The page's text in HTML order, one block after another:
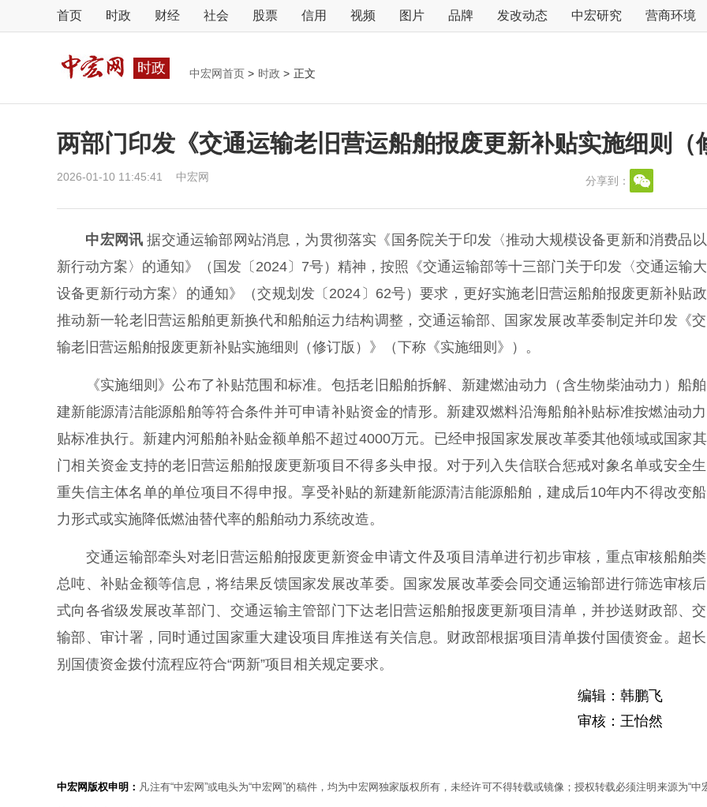
首页 时政 财经 社会 股票 信用 视频 图片 品牌 发改动态 中宏研究 营商环境
时政 中宏网首页 > 时政 > 正文
两部门印发《交通运输老旧营运船舶报废更新补贴实施细则（
2026-01-10 11:45:41 中宏网 分享到：
中宏网讯 据交通运输部网站消息，为贯彻落实《国务院关于印发〈推动大规模设备更新和消费品
新行动方案〉的通知》（国发〔2024〕7号）精神，按照《交通运输部等十三部门关于印发〈交通运输
设备更新行动方案〉的通知》（交规划发〔2024〕62号）要求，更好实施老旧营运船舶报废更新补贴
推动新一轮老旧营运船舶更新换代和船舶运力结构调整，交通运输部、国家发展改革委制定并印发《
输老旧营运船舶报废更新补贴实施细则（修订版）》（下称《实施细则》）。
《实施细则》公布了补贴范围和标准。包括老旧船舶拆解、新建燃油动力（含生物柴油动力）船
建新能源清洁能源船舶等符合条件并可申请补贴资金的情形。新建双燃料沿海船舶补贴标准按燃油动
贴标准执行。新建内河船舶补贴金额单船不超过4000万元。已经申报国家发展改革委其他领域或国家
门相关资金支持的老旧营运船舶报废更新项目不得多头申报。对于列入失信联合惩戒对象名单或安全
重失信主体名单的单位项目不得申报。享受补贴的新建新能源清洁能源船舶，建成后10年内不得改变
力形式或实施降低燃油替代率的船舶动力系统改造。
交通运输部牵头对老旧营运船舶报废更新资金申请文件及项目清单进行初步审核，重点审核船舶
总吨、补贴金额等信息，将结果反馈国家发展改革委。国家发展改革委会同交通运输部进行筛选审核
式向各省级发展改革部门、交通运输主管部门下达老旧营运船舶报废更新项目清单，并抄送财政部、
输部、审计署，同时通过国家重大建设项目库推送有关信息。财政部根据项目清单拨付国债资金。超
别国债资金拨付流程应符合“两新”项目相关规定要求。
编辑：韩鹏飞
审核：王怡然
中宏网版权申明： 凡注有“中宏网”或电头为“中宏网”的稿件，均为中宏网独家版权所有，未经许可不得转载或镜像；授权转载必须注明来源为“中